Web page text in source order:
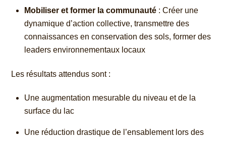
Mobiliser et former la communauté : Créer une
dynamique d’action collective, transmettre des
connaissances en conservation des sols, former des
leaders environnementaux locaux
Les résultats attendus sont :
Une augmentation mesurable du niveau et de la
surface du lac
Une réduction drastique de l’ensablement lors des